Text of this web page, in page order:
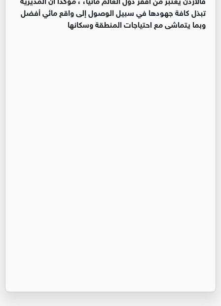
تبذل كافة جهودها في سبيل الوصول إلى واقع مائي أفضل
وبما يتماشى مع احتياجات المنطقة وسكانها